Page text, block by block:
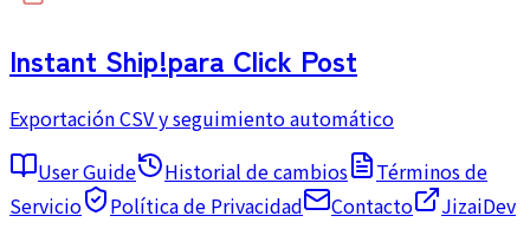
Instant Ship!para Click Post
Exportación CSV y seguimiento automático
User Guide
Historial de cambios
Términos de
Servicio
Política de Privacidad Contacto
JizaiDev